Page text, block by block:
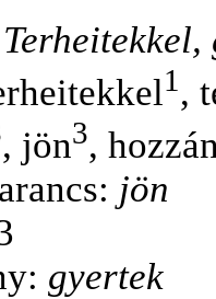
1,
, jön3,
jön
gyertek